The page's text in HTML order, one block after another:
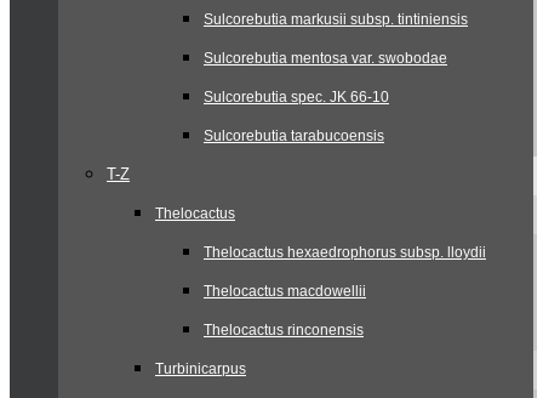
Sulcorebutia markusii subsp. tintiniensis
Sulcorebutia mentosa var. swobodae
Sulcorebutia spec. JK 66-10
Sulcorebutia tarabucoensis
T-Z
Thelocactus
Thelocactus hexaedrophorus subsp. lloydii
Thelocactus macdowellii
Thelocactus rinconensis
Turbinicarpus